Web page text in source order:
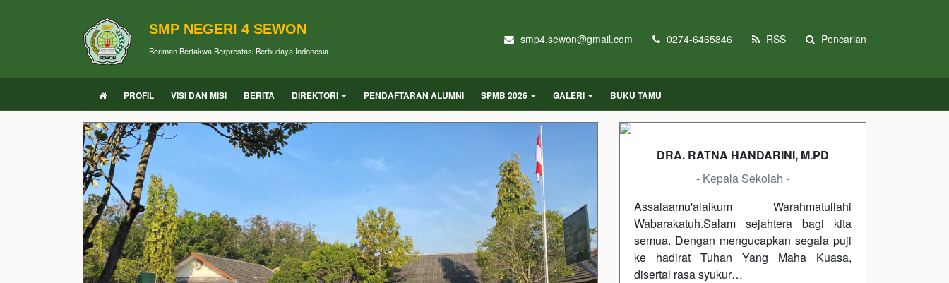
SMP NEGERI 4 SEWON
Beriman Bertakwa Berprestasi Berbudaya Indonesia
smp4.sewon@gmail.com 0274-6465846 RSS Pencarian
PROFIL VISI DAN MISI BERITA DIREKTORI PENDAFTARAN ALUMNI SPMB 2026 GALERI BUKU TAMU
DRA. RATNA HANDARINI, M.PD
- Kepala Sekolah -
Assalaamu'alaikum Warahmatullahi
Wabarakatuh.Salam sejahtera bagi kita
semua. Dengan mengucapkan segala puji
ke hadirat Tuhan Yang Maha Kuasa,
disertai rasa syukur…